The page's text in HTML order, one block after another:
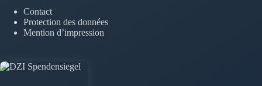
Contact
Protection des données
Mention d’impression